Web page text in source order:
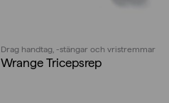
Drag handtag, -stängar och vristremmar
Wrange Tricepsrep